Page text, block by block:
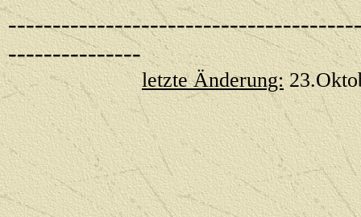
---------------
letzte Änderung: